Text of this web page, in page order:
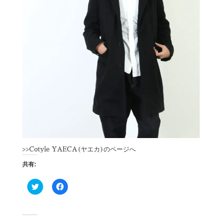
>>Cotyle YAECA(ヤエカ)のページへ
共有:
ク
リ
F
a